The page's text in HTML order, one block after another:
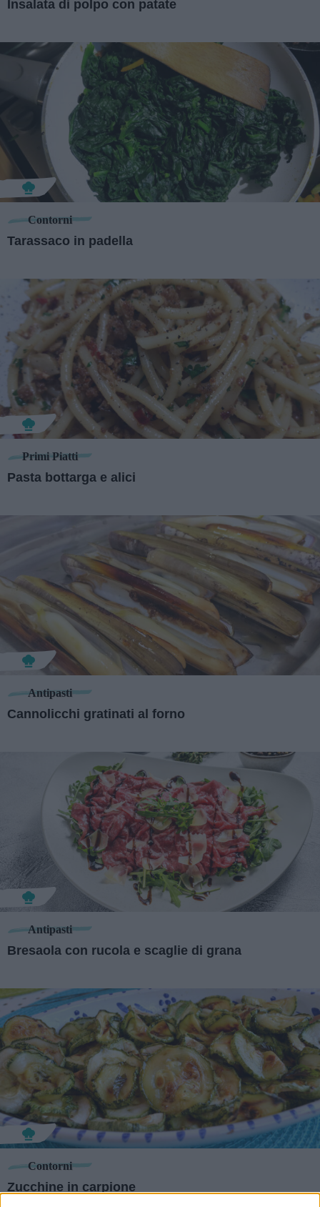
Insalata di polpo con patate
Contorni
Tarassaco in padella
Primi Piatti
Pasta bottarga e alici
Antipasti
Cannolicchi gratinati al forno
Antipasti
Bresaola con rucola e scaglie di grana
Contorni
Zucchine in carpione